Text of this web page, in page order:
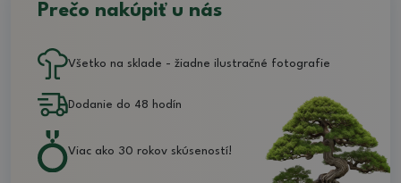
Prečo nakúpiť u nás
Všetko na sklade - žiadne ilustračné fotografie
Dodanie do 48 hodín
Viac ako 30 rokov skúseností!